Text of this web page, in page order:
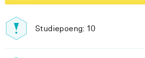
Studiepoeng: 10